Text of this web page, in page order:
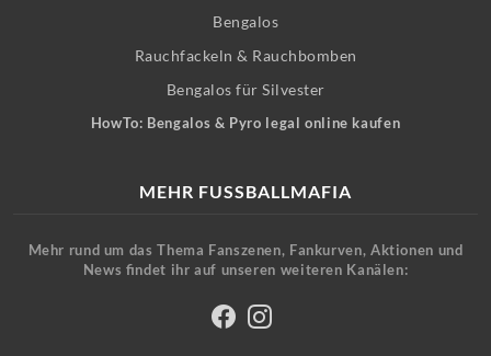
Bengalos
Rauchfackeln & Rauchbomben
Bengalos für Silvester
HowTo: Bengalos & Pyro legal online kaufen
MEHR FUSSBALLMAFIA
Mehr rund um das Thema Fanszenen, Fankurven, Aktionen und
News findet ihr auf unseren weiteren Kanälen: